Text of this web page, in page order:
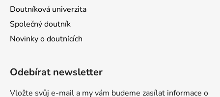
Doutníková univerzita
Společný doutník
Novinky o doutnících
Odebírat newsletter
Vložte svůj e-mail a my vám budeme zasílat informace o